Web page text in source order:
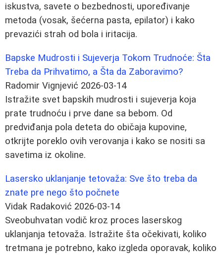
iskustva, savete o bezbednosti, upoređivanje
metoda (vosak, šećerna pasta, epilator) i kako
prevazići strah od bola i iritacija.
Bapske Mudrosti i Sujeverja Tokom Trudnoće: Šta
Treba da Prihvatimo, a Šta da Zaboravimo?
Radomir Vignjević 2026-03-14
Istražite svet bapskih mudrosti i sujeverja koja
prate trudnoću i prve dane sa bebom. Od
predviđanja pola deteta do običaja kupovine,
otkrijte poreklo ovih verovanja i kako se nositi sa
savetima iz okoline.
Lasersko uklanjanje tetovaža: Sve što treba da
znate pre nego što počnete
Vidak Radaković 2026-03-14
Sveobuhvatan vodič kroz proces laserskog
uklanjanja tetovaža. Istražite šta očekivati, koliko
tretmana je potrebno, kako izgleda oporavak, koliko